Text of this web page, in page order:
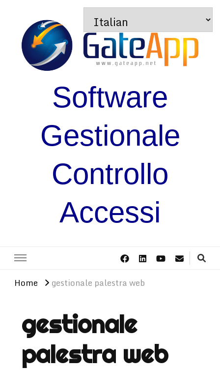
Software
Gestionale
Controllo
Accessi
Home gestionale palestra web
gestionale
palestra web